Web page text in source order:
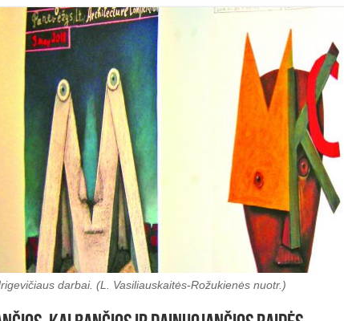
darbai. (L. Vasiliauskaitės-Rožukienės nuotr.)